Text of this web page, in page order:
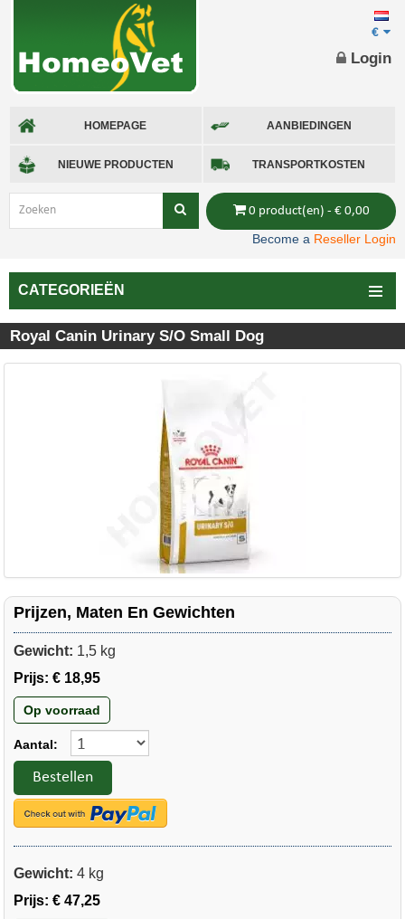
HOMEPAGE AANBIEDINGEN
NIEUWE PRODUCTEN TRANSPORTKOSTEN
€
0 product(en) - € 0,00
Login
Become a Reseller Login
CATEGORIEËN
Royal Canin Urinary S/O Small Dog
Prijzen, Maten En Gewichten
Gewicht: 1,5 kg
Prijs: € 18,95
Op voorraad
Aantal:
Bestellen
Gewicht: 4 kg
Prijs: € 47,25